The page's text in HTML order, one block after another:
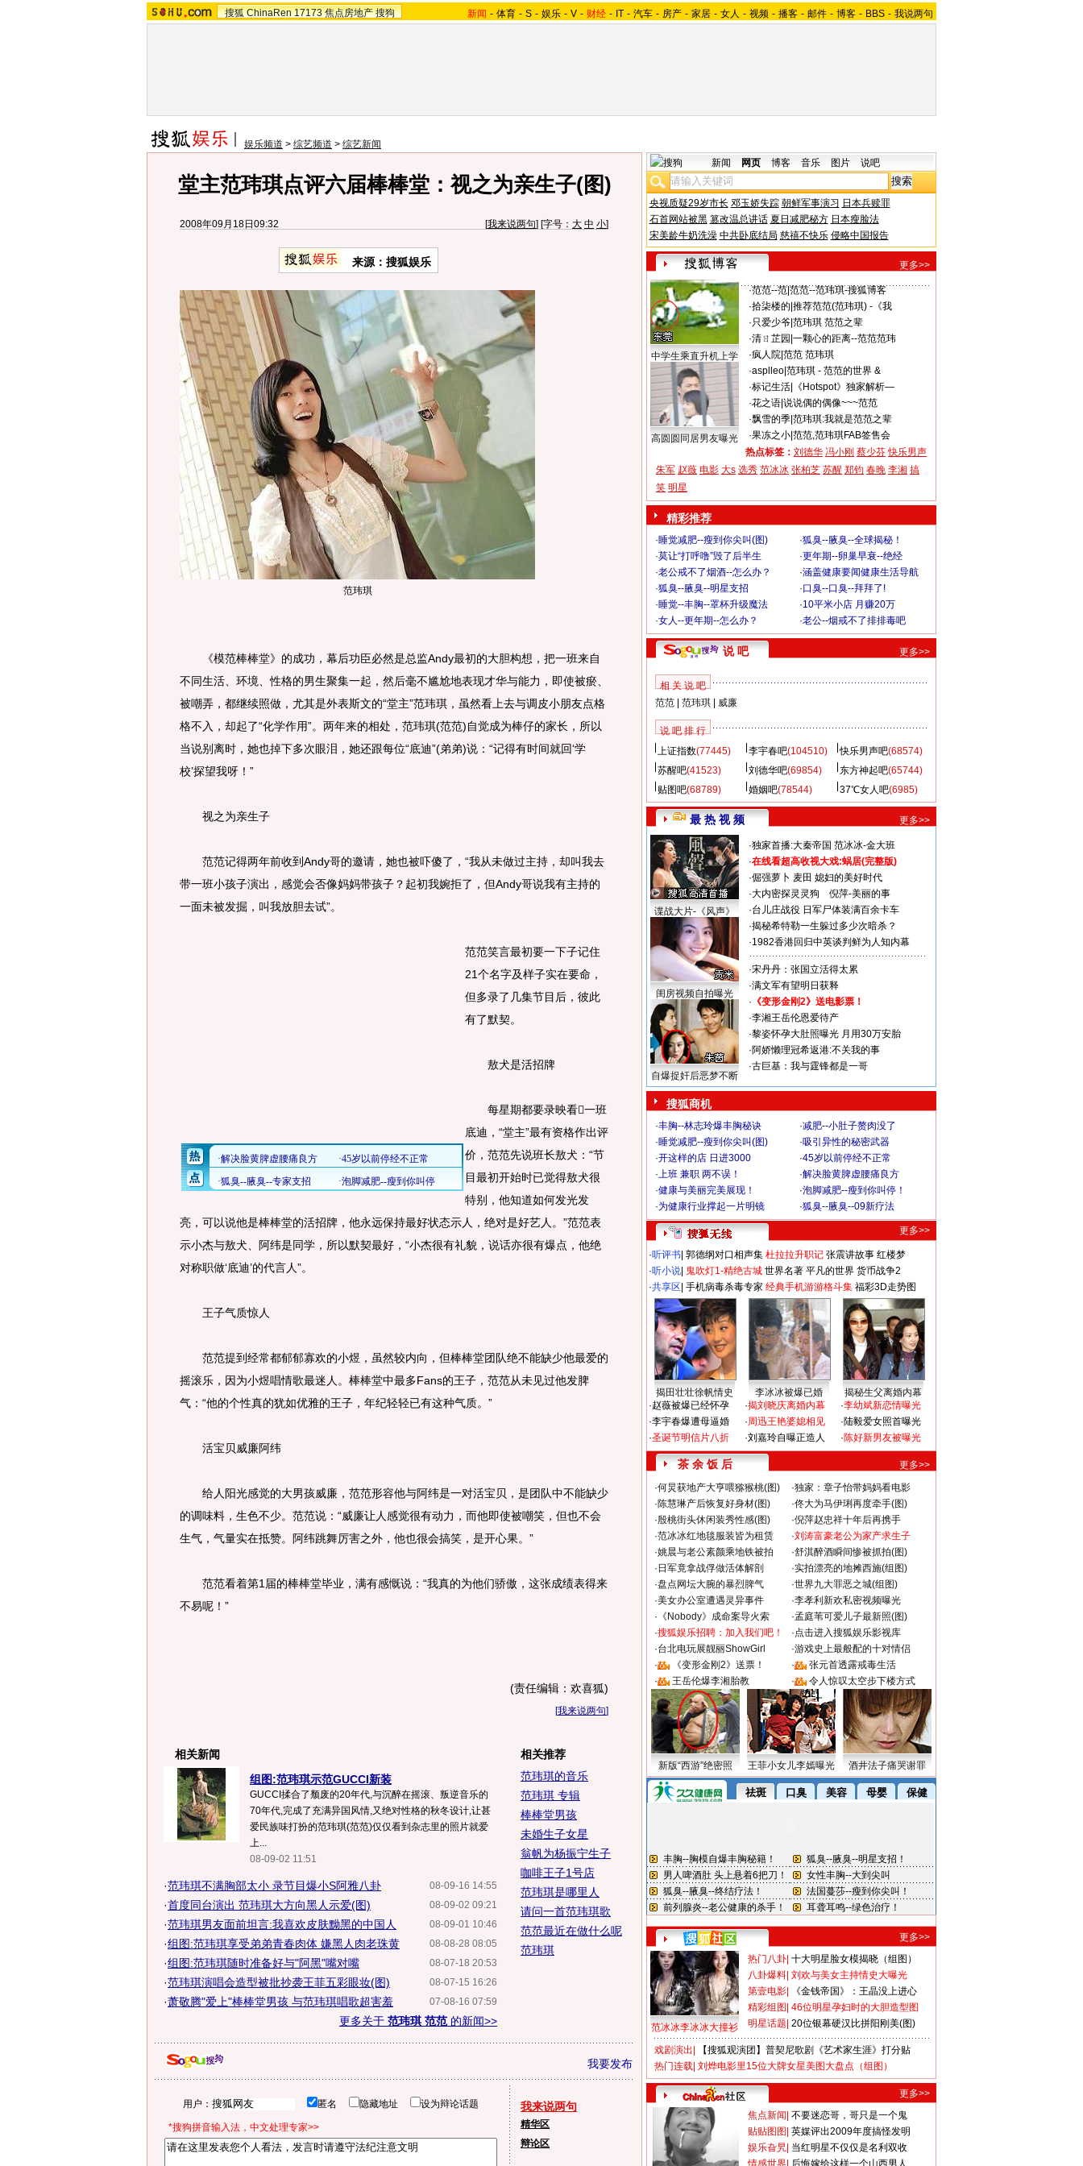
搜狐 ChinaRen 17173 焦点房地产 搜狗 新闻 - 体育 - S - 娱乐 - V - 财经 - IT - 汽车 - 房产 - 家居 - 女人 - 视频 - 播客 - 邮件 - 博客 - BBS - 我说两句
娱乐频道 > 综艺频道 > 综艺新闻
堂主范玮琪点评六届棒棒堂：视之为亲生子(图)
2008年09月18日09:32 [我来说两句] [字号： 大 中 小]
来源：搜狐娱乐
范玮琪
《模范棒棒堂》的成功，幕后功臣必然是总监Andy最初的大胆构想，把一班来自
不同生活、环境、性格的男生聚集一起，然后毫不尴尬地表现才华与能力，即使被瘀、
被嘲弄，都继续照做，尤其是外表斯文的“堂主”范玮琪，虽然看上去与调皮小朋友点格
格不入，却起了“化学作用”。两年来的相处，范玮琪(范范)自觉成为棒仔的家长，所以
当说别离时，她也掉下多次眼泪，她还跟每位“底迪”(弟弟)说：“记得有时间就回‘学
校’探望我呀！”
视之为亲生子
范范记得两年前收到Andy哥的邀请，她也被吓傻了，“我从未做过主持，却叫我去
带一班小孩子演出，感觉会否像妈妈带孩子？起初我婉拒了，但Andy哥说我有主持的
一面未被发掘，叫我放胆去试”。
范范笑言最初要一下子记住
21个名字及样子实在要命，
但多录了几集节目后，彼此
有了默契。
敖犬是活招牌
每星期都要录映看一班
底迪，“堂主”最有资格作出评
价，范范先说班长敖犬：“节
目最初开始时已觉得敖犬很
特别，他知道如何发光发
亮，可以说他是棒棒堂的活招牌，他永远保持最好状态示人，绝对是好艺人。”范范表
示小杰与敖犬、阿纬是同学，所以默契最好，“小杰很有礼貌，说话亦很有爆点，他绝
对称职做‘底迪’的代言人”。
王子气质惊人
范范提到经常都郁郁寡欢的小煜，虽然较内向，但棒棒堂团队绝不能缺少他最爱的
摇滚乐，因为小煜唱情歌最迷人。棒棒堂中最多Fans的王子，范范从未见过他发脾
气：“他的个性真的犹如优雅的王子，年纪轻轻已有这种气质。”
活宝贝威廉阿纬
给人阳光感觉的大男孩威廉，范范形容他与阿纬是一对活宝贝，是团队中不能缺少
的调味料，生色不少。范范说：“威廉让人感觉很有动力，而他即使被嘲笑，但也不会
生气，气量实在抵赞。阿纬跳舞厉害之外，他也很会搞笑，是开心果。”
范范看着第1届的棒棒堂毕业，满有感慨说：“我真的为他们骄傲，这张成绩表得来
不易呢！”
(责任编辑：欢喜狐)
[我来说两句]
相关新闻
组图:范玮琪示范GUCCI新装
GUCCI揉合了颓废的20年代,与沉醉在摇滚、叛逆音乐的
70年代,完成了充满异国风情,又绝对性格的秋冬设计,让甚
爱民族味打扮的范玮琪(范范)仅仅看到杂志里的照片就爱
上...
08-09-02 11:51
08-09-16 14:55
·范玮琪不满胸部太小 录节目爆小S阿雅八卦
08-09-02 09:21
·首度同台演出 范玮琪大方向黑人示爱(图)
08-09-01 10:46
·范玮琪男友面前坦言:我喜欢皮肤黝黑的中国人
08-08-28 08:05
·组图:范玮琪享受弟弟青春肉体 嫌黑人肉老珠黄
08-07-18 20:53
·组图:范玮琪随时准备好与"阿黑"嘴对嘴
08-07-15 16:26
·范玮琪演唱会造型被批抄袭王菲五彩眼妆(图)
07-08-16 07:59
·萧敬腾"爱上"棒棒堂男孩 与范玮琪唱歌超害羞
更多关于 范玮琪 范范 的新闻>>
相关推荐
范玮琪的音乐
范玮琪 专辑
棒棒堂男孩
未婚生子女星
翁帆为杨振宁生子
咖啡王子1号店
范玮琪是哪里人
请问一首范玮琪歌
范范最近在做什么呢
范玮琪
我要发布
用户： 匿名 隐藏地址 设为辩论话题
*搜狗拼音输入法，中文处理专家>>
我来说两句
精华区
辩论区
新闻 网页 博客 音乐 图片 说吧
央视质疑29岁市长 邓玉娇失踪 朝鲜军事演习 日本兵赎罪
石首网站被黑 篡改温总讲话 夏日减肥秘方 日本瘦脸法
宋美龄牛奶洗澡 中共卧底结局 慈禧不快乐 侵略中国报告
更多>>
中学生乘直升机上学
高圆圆同居男友曝光
·范范--范| 范范--范玮琪-搜狐博客
·拾柒楼的 推荐范范(范玮琪) -《我
·只爱少爷| 范玮琪 范范之辈
·清ㄖ芷园 一颗心的距离--范范范玮
·疯人院| 范范 范玮琪
·asplleo| 范玮琪 - 范范的世界 &
·标记生活|
《Hotspot》独家解析—
·花之语| 说说偶的偶像~~~范范
·飘雪的季| 范玮琪:我就是范范之辈
·果冻之小| 范范,范玮琪FAB签售会
热点标签： 刘德华 冯小刚 蔡少芬 快乐男声
朱军 赵薇 电影 大s 选秀 范冰冰 张柏芝 苏醒 郑钧 春晚 李湘 搞
笑 明星
精彩推荐
·睡觉减肥--瘦到你尖叫(图) ·狐臭--腋臭--全球揭秘！
·莫让“打呼噜”毁了后半生 ·更年期--卵巢早衰--绝经
·老公戒不了烟酒--怎么办？ ·涵盖健康要闻健康生活导航
·狐臭--腋臭--明星支招 ·口臭--口臭--拜拜了!
·睡觉--丰胸--罩杯升级魔法 ·10平米小店 月赚20万
·女人--更年期--怎么办？ ·老公--烟戒不了排排毒吧
说 吧 更多>>
相 关 说 吧
范范| 范玮琪| 威廉
说 吧 排 行
上证指数(77445) 李宇春吧(104510) 快乐男声吧(68574)
苏醒吧(41523) 刘德华吧(69854) 东方神起吧(65744)
贴图吧(68789) 婚姻吧(78544) 37℃女人吧(6985)
最 热 视 频 更多>>
谍战大片-《风声》
闺房视频自拍曝光
自爆捉奸后恶梦不断
·独家首播:大秦帝国 范冰冰-金大班
·在线看超高收视大戏:蜗居(完整版)
·倔强萝卜 麦田 媳妇的美好时代
·大内密探灵灵狗
倪萍-美丽的事
·台儿庄战役 日军尸体装满百余卡车
·揭秘希特勒一生躲过多少次暗杀？
·1982香港回归中英谈判鲜为人知内幕
·宋丹丹：张国立活得太累
·满文军有望明日获释
· 《变形金刚2》送电影票！
·李湘王岳伦恩爱待产
·黎姿怀孕大肚照曝光 月用30万安胎
·阿娇懒理冠希返港:不关我的事
·古巨基：我与霆锋都是一哥
搜狐商机
·丰胸--林志玲爆丰胸秘诀 ·减肥--小肚子赘肉没了
·睡觉减肥--瘦到你尖叫(图) ·吸引异性的秘密武器
·开这样的店 日进3000 ·45岁以前停经不正常
·上班 兼职 两不误！ ·解决脸黄脾虚腰痛良方
·健康与美丽完美展现！ ·泡脚减肥--瘦到你叫停！
·为健康行业撑起一片明镜 ·狐臭--腋臭--09新疗法
更多>>
·听评书 郭德纲对口相声集 杜拉拉升职记 张震讲故事 红楼梦
·听小说 鬼吹灯1-精绝古城 世界名著 平凡的世界 货币战争2
·共享区 手机病毒杀毒专家 经典手机游游格斗集 福彩3D走势图
揭田壮壮徐帆情史 李冰冰被爆已婚
揭秘生父离婚内幕
·赵薇被爆已经怀孕
·李宇春爆遭母逼婚
·圣诞节明信片八折
·揭刘晓庆离婚内幕
·周迅王艳婆媳相见
·刘嘉玲自曝正造人
·李幼斌新恋情曝光
·陆毅爱女照首曝光
·陈好新男友被曝光
茶 余 饭 后
更多>>
·何炅获地产大亨喂猕猴桃(图) ·独家：章子怡带妈妈看电影
·陈慧琳产后恢复好身材(图) ·佟大为马伊琍再度牵手(图)
·殷桃街头休闲装秀性感(图) ·倪萍赵忠祥十年后再携手
·范冰冰红地毯服装皆为租赁 ·刘涛富豪老公为家产求生子
·姚晨与老公素颜乘地铁被拍 ·舒淇醉酒瞬间惨被抓拍(图)
· 日军竟拿战俘做活体解剖 ·实拍漂亮的地摊西施(组图)
·盘点网坛大腕的暴烈脾气 ·世界九大罪恶之城(组图)
·美女办公室遭遇灵异事件 ·李孝利新欢私密视频曝光
· 《Nobody》成命案导火索 ·孟庭苇可爱儿子最新照(图)
·搜狐娱乐招聘：加入我们吧！ ·点击进入搜狐娱乐影视库
·台北电玩展靓丽ShowGirl ·游戏史上最般配的十对情侣
·
《变形金刚2》送票！ ·
张元首透露戒毒生活
·
王岳伦爆李湘胎教 · 令人惊叹太空步下楼方式
新版“西游”绝密照 王菲小女儿李嫣曝光 酒井法子痛哭谢罪
更多>>
范冰冰李冰冰大撞衫
热门八卦 十大明星脸女模揭晓（组图）
八卦爆料 刘欢与美女主持情史大曝光
第壹电影
《金钱帝国》：王晶没上进心
精彩组图 46位明星孕妇时的大胆造型图
明星话题 20位银幕硬汉比拼阳刚美(图)
戏剧演出
【搜狐观演团】普契尼歌剧《艺术家生涯》打分贴
热门连载 刘烨电影里15位大牌女星美图大盘点（组图）
更多>>
焦点新闻 不要迷恋哥，哥只是一个鬼
贴贴图图 英媒评出2009年度搞怪发明
娱乐旮旯 当红明星不仅仅是名利双收
情感世界 后悔嫁给这样一个山西男人